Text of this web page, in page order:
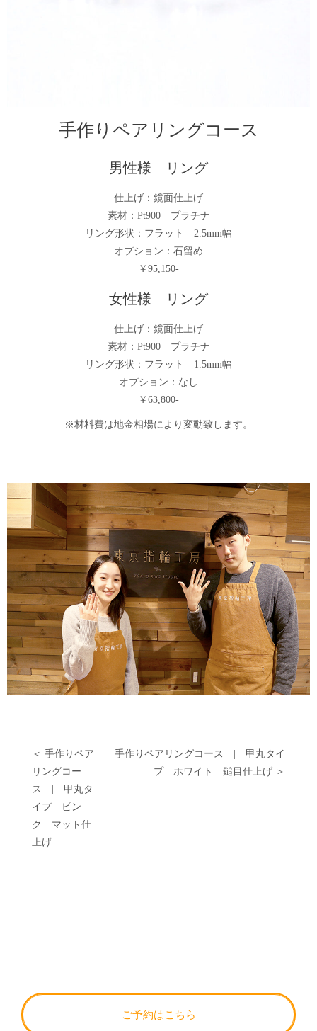
手作りペアリングコース
男性様 リング
仕上げ：鏡面仕上げ
素材：Pt900 プラチナ
リング形状：フラット 2.5mm幅
オプション：石留め
￥95,150-
女性様 リング
仕上げ：鏡面仕上げ
素材：Pt900 プラチナ
リング形状：フラット 1.5mm幅
オプション：なし
￥63,800-
※材料費は地金相場により変動致します。
＜ 手作りペア
リングコー
ス | 甲丸タ
イプ ピン
ク マット仕
上げ
手作りペアリングコース | 甲丸タイ
プ ホワイト 鎚目仕上げ ＞
ご予約はこちら